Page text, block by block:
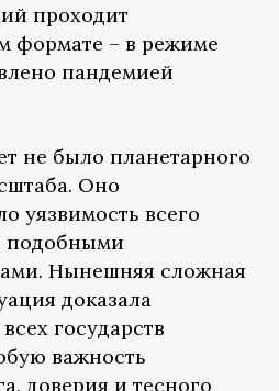
проходит
формате – в режиме
пандемией
не было планетарного
Оно
уязвимость всего
подобными
Нынешняя сложная
доказала
государств
важность
доверия и тесного